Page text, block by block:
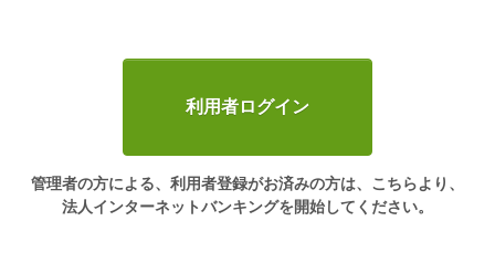
ログイン
利用者ログイン
管理者の方による、利用者登録がお済みの方は、こちらより、
法人インターネットバンキングを開始してください。